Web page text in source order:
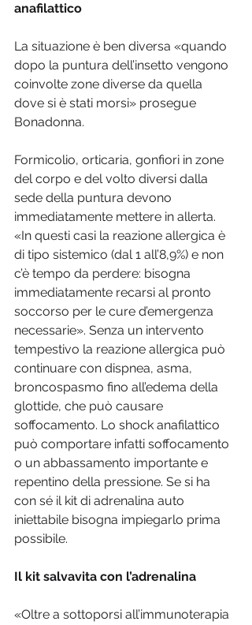
anafilattico
La situazione è ben diversa «quando
dopo la puntura dell’insetto vengono
coinvolte zone diverse da quella
dove si è stati morsi» prosegue
Bonadonna.
Formicolio, orticaria, gonfiori in zone
del corpo e del volto diversi dalla
sede della puntura devono
immediatamente mettere in allerta.
«In questi casi la reazione allergica è
di tipo sistemico (dal 1 all’8,9%) e non
c’è tempo da perdere: bisogna
immediatamente recarsi al pronto
soccorso per le cure d’emergenza
necessarie». Senza un intervento
tempestivo la reazione allergica può
continuare con dispnea, asma,
broncospasmo fino all’edema della
glottide, che può causare
soffocamento. Lo shock anafilattico
può comportare infatti soffocamento
o un abbassamento importante e
repentino della pressione. Se si ha
con sé il kit di adrenalina auto
iniettabile bisogna impiegarlo prima
possibile.
Il kit salvavita con l’adrenalina
«Oltre a sottoporsi all’immunoterapia